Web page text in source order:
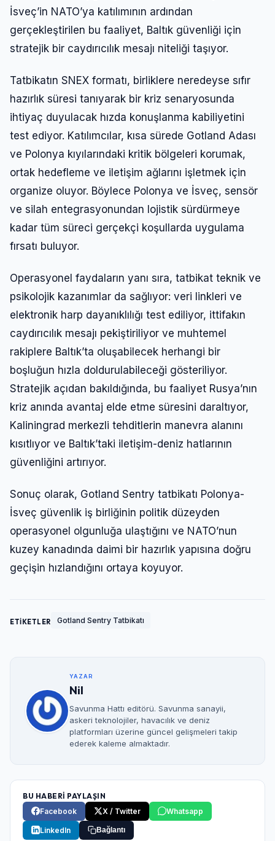
İsveç’in NATO’ya katılımının ardından
gerçekleştirilen bu faaliyet, Baltık güvenliği için
stratejik bir caydırıcılık mesajı niteliği taşıyor.
Tatbikatın SNEX formatı, birliklere neredeyse sıfır
hazırlık süresi tanıyarak bir kriz senaryosunda
ihtiyaç duyulacak hızda konuşlanma kabiliyetini
test ediyor. Katılımcılar, kısa sürede Gotland Adası
ve Polonya kıyılarındaki kritik bölgeleri korumak,
ortak hedefleme ve iletişim ağlarını işletmek için
organize oluyor. Böylece Polonya ve İsveç, sensör
ve silah entegrasyonundan lojistik sürdürmeye
kadar tüm süreci gerçekçi koşullarda uygulama
fırsatı buluyor.
Operasyonel faydaların yanı sıra, tatbikat teknik ve
psikolojik kazanımlar da sağlıyor: veri linkleri ve
elektronik harp dayanıklılığı test ediliyor, ittifakın
caydırıcılık mesajı pekiştiriliyor ve muhtemel
rakiplere Baltık’ta oluşabilecek herhangi bir
boşluğun hızla doldurulabileceği gösteriliyor.
Stratejik açıdan bakıldığında, bu faaliyet Rusya’nın
kriz anında avantaj elde etme süresini daraltıyor,
Kaliningrad merkezli tehditlerin manevra alanını
kısıtlıyor ve Baltık’taki iletişim-deniz hatlarının
güvenliğini artırıyor.
Sonuç olarak, Gotland Sentry tatbikatı Polonya-
İsveç güvenlik iş birliğinin politik düzeyden
operasyonel olgunluğa ulaştığını ve NATO’nun
kuzey kanadında daimi bir hazırlık yapısına doğru
geçişin hızlandığını ortaya koyuyor.
ETİKETLER Gotland Sentry Tatbikatı
YAZAR
Nil
Savunma Hattı editörü. Savunma sanayii,
askeri teknolojiler, havacılık ve deniz
platformları üzerine güncel gelişmeleri takip
ederek kaleme almaktadır.
BU HABERİ PAYLAŞIN
Facebook
X / Twitter Whatsapp
LinkedIn Bağlantı
Kullanıcı Adı veya E-posta